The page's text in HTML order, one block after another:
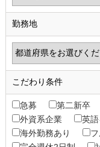
勤務地
こだわり条件
急募 第二新卒
外資系企業
英
海外勤務あり
フ